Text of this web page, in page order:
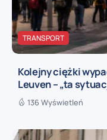
TRANSPORT
Kolejny ciężki
Leuven – „ta
136 Wyświetleń